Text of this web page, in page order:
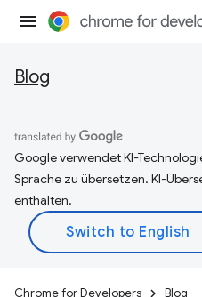
Blog
Google verwendet KI-
Sprache zu übersetzen. KI-
enthalten.
Chrome for Developers Blog